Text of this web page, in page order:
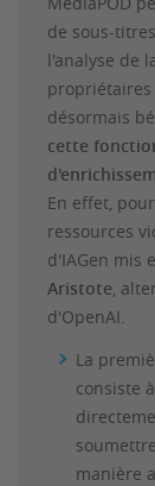
de sous-
l'analyse de
propriétaires
désormais
cette
En effet,
ressources
d'IAGen mis
Aristote,
d'OpenAI.
La
consiste à
manière